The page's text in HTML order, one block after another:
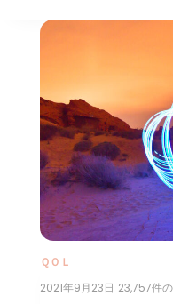
ＱＯＬ
2021年9月23日 コ
23,757件